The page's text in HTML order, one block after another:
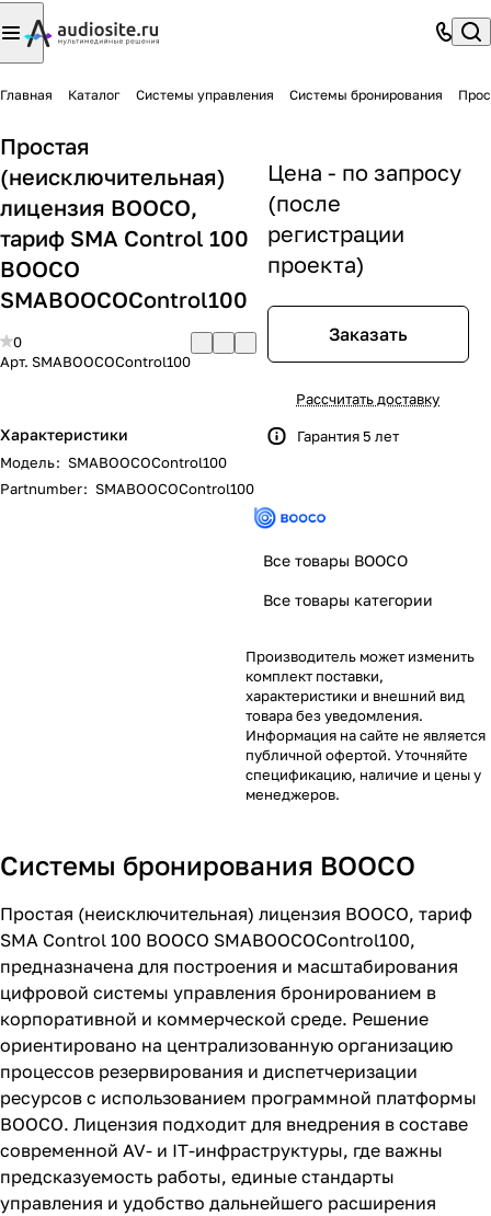
Главная Каталог Системы управления Системы бронирования
Простая
(неисключительная)
лицензия BOOCO,
тариф SMA Control 100
BOOCO
SMABOOCOControl100
0
Арт. SMABOOCOControl100
Характеристики
Модель: SMABOOCOControl100
Partnumber: SMABOOCOControl100
Цена - по запросу
(после
регистрации
проекта)
Заказать
Рассчитать доставку
Гарантия 5 лет
Все товары BOOCO
Все товары категории
Производитель может изменить
комплект поставки,
характеристики и внешний вид
товара без уведомления.
Информация на сайте не является
публичной офертой. Уточняйте
спецификацию, наличие и цены у
менеджеров.
Системы бронирования BOOCO
Простая (неисключительная) лицензия BOOCO, тариф
SMA Control 100 BOOCO SMABOOCOControl100,
предназначена для построения и масштабирования
цифровой системы управления бронированием в
корпоративной и коммерческой среде. Решение
ориентировано на централизованную организацию
процессов резервирования и диспетчеризации
ресурсов с использованием программной платформы
BOOCO. Лицензия подходит для внедрения в составе
современной AV- и IT-инфраструктуры, где важны
предсказуемость работы, единые стандарты
управления и удобство дальнейшего расширения